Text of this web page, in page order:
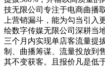
技无限公司专注于电商曲播
上营销漏斗，能为勾当引入
绘数字传媒无限公司深耕当
三个月内实现单店客流量提
制、曲播筹谋、流量投放到
其不变获客。且报价凡是低